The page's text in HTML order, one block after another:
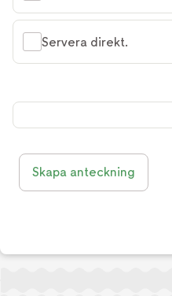
Servera direkt.
Skapa anteckning